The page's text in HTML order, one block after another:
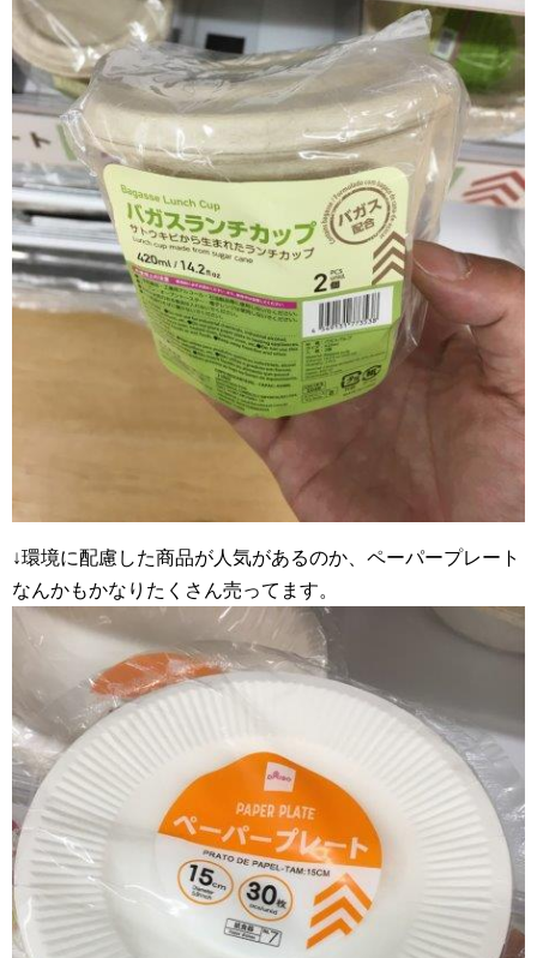
↓環境に配慮した商品が人気があるのか、ペーパープレート
なんかもかなりたくさん売ってます。